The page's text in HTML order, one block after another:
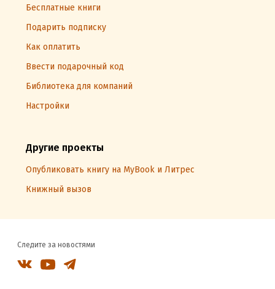
Бесплатные книги
Подарить подписку
Как оплатить
Ввести подарочный код
Библиотека для компаний
Настройки
Другие проекты
Опубликовать книгу на MyBook и Литрес
Книжный вызов
Следите за новостями